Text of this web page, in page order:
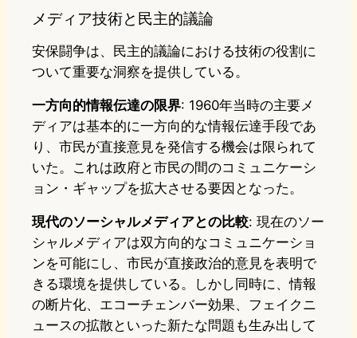
メディア技術と民主的議論
安保闘争は、民主的議論における技術の役割に
ついて重要な洞察を提供している。
一方向的情報伝達の限界: 1960年当時の主要メ
ディアは基本的に一方向的な情報伝達手段であ
り、市民が直接意見を発信する機会は限られて
いた。これは政府と市民の間のコミュニケーシ
ョン・ギャップを拡大させる要因となった。
現代のソーシャルメディアとの比較: 現在のソー
シャルメディアは双方向的なコミュニケーショ
ンを可能にし、市民が直接政治的意見を表明で
きる環境を提供している。しかし同時に、情報
の断片化、エコーチェンバー効果、フェイクニ
ュースの拡散といった新たな問題も生み出して